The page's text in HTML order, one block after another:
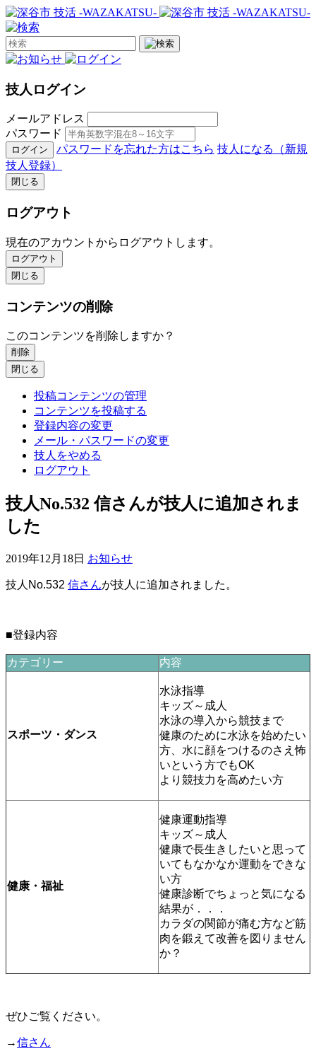
技人ログイン
メールアドレス
パスワード
ログイン パスワードを忘れた方はこちら 技人になる（新規
技人登録）
閉じる
ログアウト
現在のアカウントからログアウトします。
ログアウト
閉じる
コンテンツの削除
このコンテンツを削除しますか？
削除
閉じる
投稿コンテンツの管理
コンテンツを投稿する
登録内容の変更
メール・パスワードの変更
技人をやめる
ログアウト
技人No.532 信さんが技人に追加されま
した
2019年12月18日 お知らせ
技人 No.532 信さんが技人に追加されました。
■登録内容
カテゴリー 内容
スポーツ・ダンス
水泳指導
キッズ～成人
水泳の導入から競技まで
健康のために水泳を始めたい
方、水に顔をつけるのさえ怖
いという方でもOK
より競技力を高めたい方
健康・福祉
健康運動指導
キッズ～成人
健康で長生きしたいと思って
いてもなかなか運動をできな
い方
健康診断でちょっと気になる
結果が．．．
カラダの関節が痛む方など筋
肉を鍛えて改善を図りません
か？
ぜひご覧ください。
→信さん